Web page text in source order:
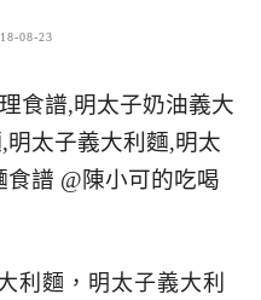
08-23
利麵，明太子義大利